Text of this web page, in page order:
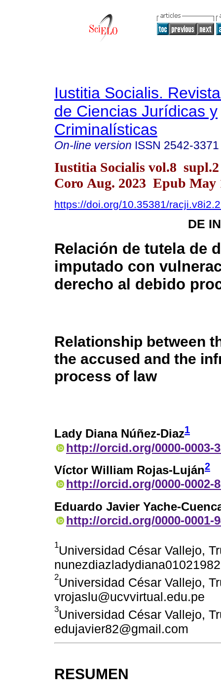
Iustitia Socialis.
de Ciencias Jurídicas y
Criminalísticas
On-line version ISSN 2542-3371
Iustitia Socialis vol.8 supl.2
Coro Aug. 2023 Epub May
https://doi.org/10.35381/
DE
Relación de tutela de
imputado con
derecho al debido
Relationship between
the accused and the
process of law
Lady Diana Núñez-Diaz1
http://orcid.org/0000-0003-
Víctor William Rojas-Luján2
http://orcid.org/0000-0002-
Eduardo Javier Yache-
http://orcid.org/0000-0001-
1Universidad César Vallejo,
2Universidad César Vallejo,
vrojaslu@ucvvirtual.edu.pe
3Universidad César Vallejo,
edujavier82@gmail.com
RESUMEN